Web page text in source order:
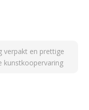
verpakt en prettige
kunstkoopervaring